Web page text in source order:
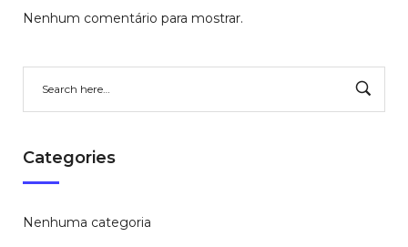
Nenhum comentário para mostrar.
Categories
Nenhuma categoria